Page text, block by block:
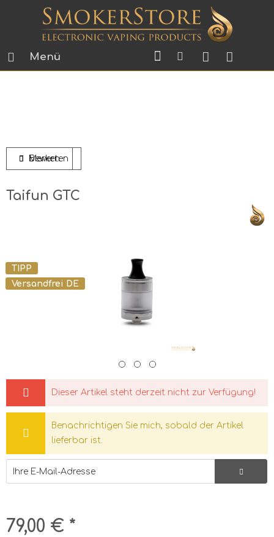
Menü
Taifun GTC
TIPP
Versandfrei DE
Dieser Artikel steht derzeit nicht zur Verfügung!
Benachrichtigen Sie mich, sobald der Artikel
lieferbar ist.
79,00 € *
Merken
Bewerten